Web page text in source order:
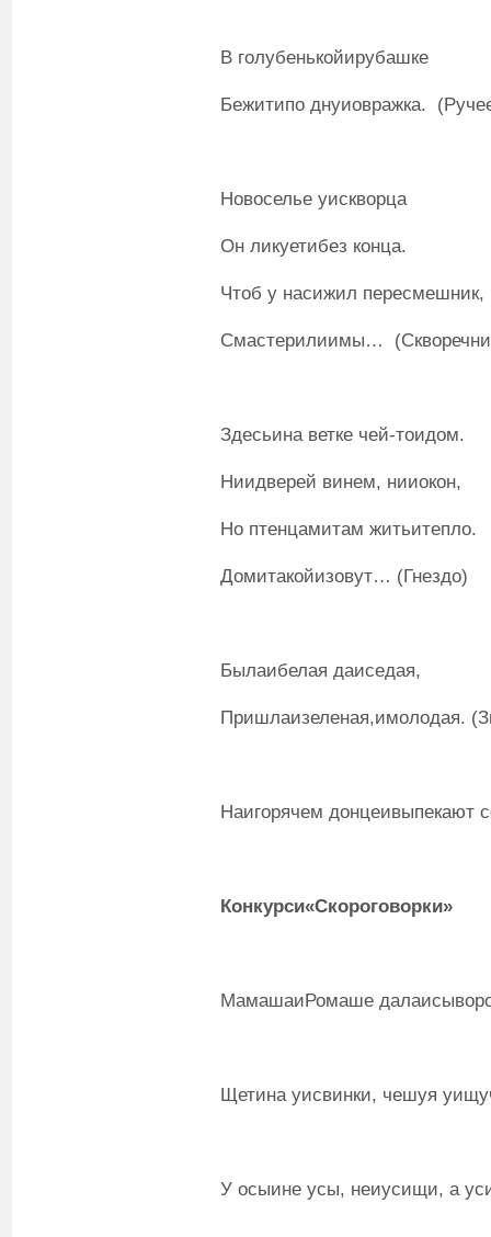
В голубенькойирубашке
Бежитипо днуиовражка.
Новоселье уискворца
Он ликуетибез конца.
Чтоб у насижил пересмешник,
Смастерилиимы…
Здесьина ветке чей-тоидом.
Ниидверей винем, нииокон,
Но птенцамитам житьитепло.
Домитакойизовут… (Гнездо)
Былаибелая даиседая,
Пришлаизеленая,имолодая.
Наигорячем донцеивыпекают
Конкурси«Скороговорки»
МамашаиРомаше
Щетина уисвинки, чешуя
У осыине усы, неиусищи, а